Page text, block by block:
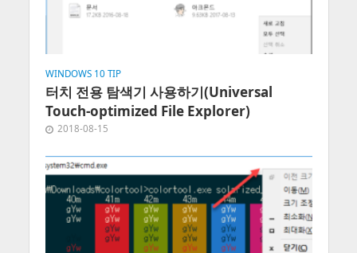
WINDOWS 10 TIP
터치 전용 탐색기 사용하기(Universal
Touch-optimized File Explorer)
2018-08-15